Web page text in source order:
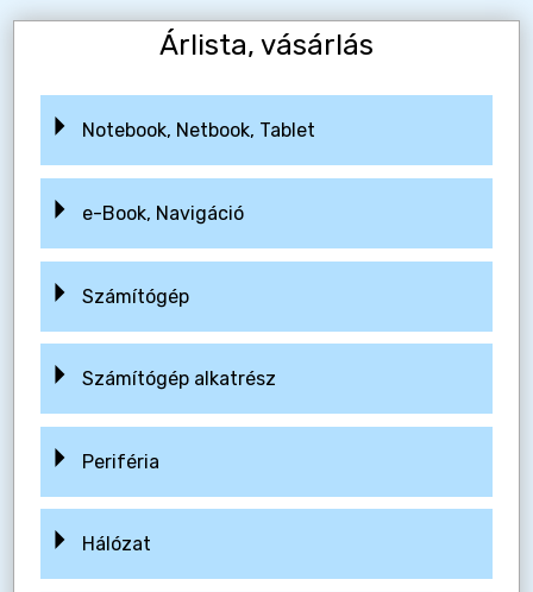
Árlista, vásárlás
Notebook, Netbook, Tablet
e-Book, Navigáció
Számítógép
Számítógép alkatrész
Periféria
Hálózat